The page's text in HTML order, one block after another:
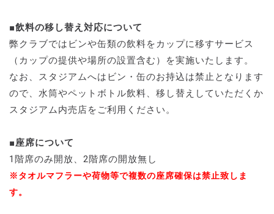
■飲料の移し替え対応について
弊クラブではビンや缶類の飲料をカップに移すサービス
（カップの提供や場所の設置含む）を実施いたします。
なお、スタジアムへはビン・缶のお持込は禁止となります
ので、水筒やペットボトル飲料、移し替えしていただくか
スタジアム内売店をご利用ください。
■座席について
1階席のみ開放、2階席の開放無し
※タオルマフラーや荷物等で複数の座席確保は禁止致しま
す。